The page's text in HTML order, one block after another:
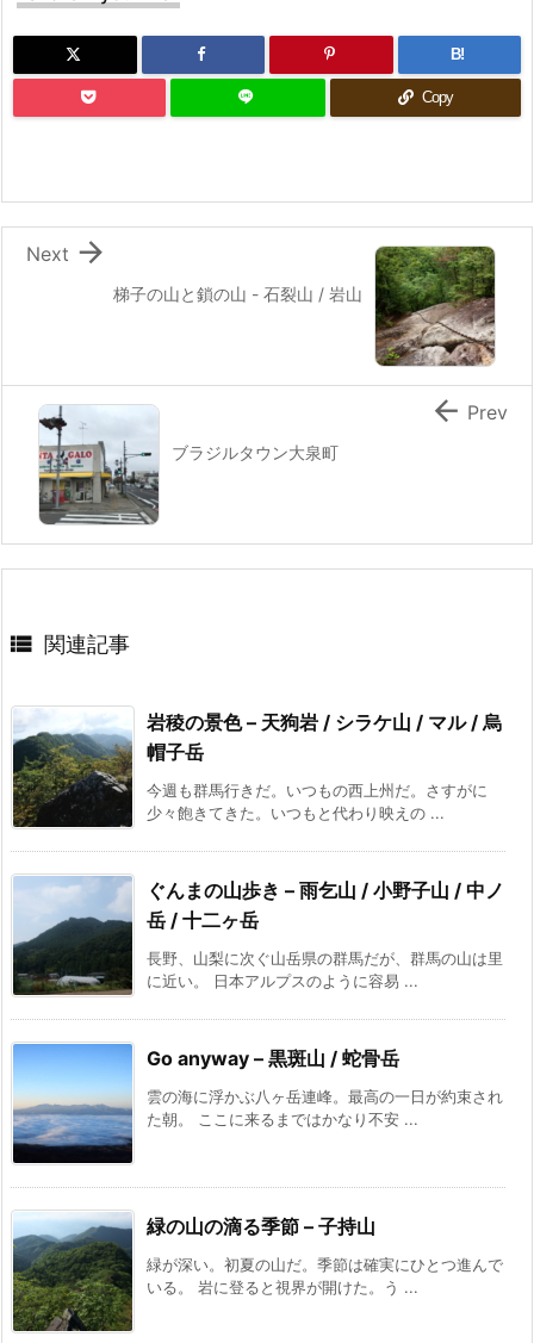
B!
Copy
梯子の山と鎖の山 - 石裂山 / 岩山

Next
ブラジルタウン大泉町
 Prev
 関連記事
岩稜の景色 – 天狗岩 / シラケ山 / マル / 烏
帽子岳
今週も群馬行きだ。いつもの西上州だ。さすがに
少々飽きてきた。いつもと代わり映えの ...
ぐんまの山歩き – 雨乞山 / 小野子山 / 中ノ
岳 / 十二ヶ岳
長野、山梨に次ぐ山岳県の群馬だが、群馬の山は里
に近い。 日本アルプスのように容易 ...
Go anyway – 黒斑山 / 蛇骨岳
雲の海に浮かぶ八ヶ岳連峰。最高の一日が約束され
た朝。 ここに来るまではかなり不安 ...
緑の山の滴る季節 – 子持山
緑が深い。初夏の山だ。季節は確実にひとつ進んで
いる。 岩に登ると視界が開けた。う ...